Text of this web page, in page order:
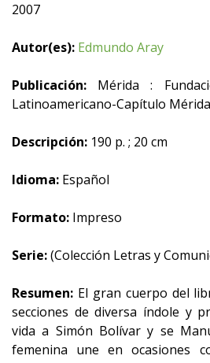
2007
Autor(es): Edmundo Aray
Publicación: Mérida :
Latinoamericano-Capítulo Mérida
Descripción: 190 p. ; 20 cm
Idioma: Español
Formato: Impreso
Serie:(Colección Letras y
Resumen: El gran cuerpo del
secciones de diversa índole y
vida a Simón Bolívar y se
femenina une en ocasiones